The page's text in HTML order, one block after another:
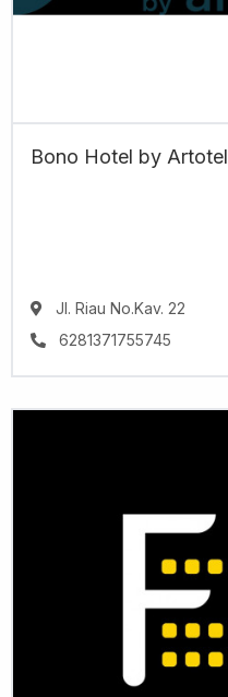
Bono Hotel by Artotel
Jl. Riau No.Kav. 22
6281371755745